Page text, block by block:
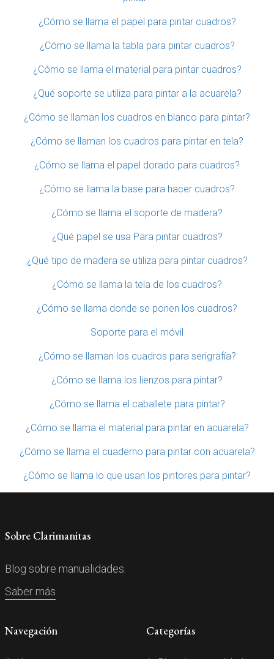
¿Cómo se llama el papel para pintar cuadros?
¿Cómo se llama la tabla para pintar cuadros?
¿Cómo se llama el material para pintar cuadros?
¿Qué soporte se utiliza para pintar a la acuarela?
¿Cómo se llaman los cuadros en blanco para pintar?
¿Cómo se llaman los cuadros para pintar en tela?
¿Cómo se llama el papel dorado para cuadros?
¿Cómo se llama la base para hacer cuadros?
¿Cómo se llama el soporte de madera?
¿Qué papel se usa Para pintar cuadros?
¿Qué tipo de madera se utiliza para pintar cuadros?
¿Cómo se llama la tela de los cuadros?
¿Cómo se llama donde se ponen los cuadros?
Soporte para el móvil
¿Cómo se llaman los cuadros para serigrafía?
¿Cómo se llama los lienzos para pintar?
¿Cómo se llama el caballete para pintar?
¿Cómo se llama el material para pintar en acuarela?
¿Cómo se llama el cuaderno para pintar con acuarela?
¿Cómo se llama lo que usan los pintores para pintar?
Sobre Clarimanitas
Blog sobre manualidades.
Saber más
Navegación Categorías